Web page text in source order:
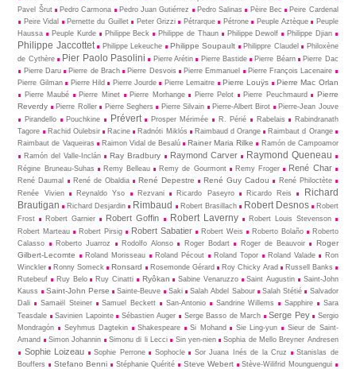
Pavel Šrut
Pedro Carmona Pedro Juan Gutiérrez Pedro Salinas Pèire Bec
Peire Cardenal
Peire Vidal
Pernette du Guillet Peter Grizzi Pétrarque Pétrone Peuple Aztèque
Peuple
Haussa
Peuple Kurde Philippe Beck Philippe de Thaun Philippe Dewolf Philippe Djian
Philippe Jaccottet Philippe Lekeuche Philippe Soupault Philippre Claudel
Philoxène
de Cythère
Pier Paolo Pasolini Pierre Arétin Pierre Bastide Pierre Béarn
Pierre Dac
Pierre Daru
Pierre de Brach Pierre Desvois Pierre Emmanuel
Pierre François Lacenaire
Pierre Gilman
Pierre Hild Pierre Jourde Pierre Lemaitre Pierre Louÿs Pierre Mac Orlan
Pierre Maubé Pierre Minet Pierre Morhange Pierre Pelot Pierre Peuchmaurd
Pierre
Reverdy
Pierre Roller Pierre Seghers Pierre Silvain Pierre-Albert Birot
Pierre-Jean Jouve
Pirandello
Pouchkine Prévert Prosper Mérimée R. Périé Rabelais
Rabindranath
Tagore
Rachid Oulebsir Racine Radnóti Miklós Raimbaud d Orange
Raimbaut d Orange
Raimbaut de Vaqueiras
Raimon Vidal de Besalú Rainer Maria Rilke
Ramón de Campoamor
Ramón del Valle-Inclán
Ray Bradbury Raymond Carver Raymond Queneau
Régine Bruneau-Suhas Remy Belleau Remy de Gourmont Remy Froger René Char
René Daumal René de Obaldia René Depestre René Guy Cadou
René Philoctète
Renée Vivien
Reynaldo Yso Rezvani Ricardo Paseyro Ricardo Reis
Richard
Brautigan
Richard Desjardin Rimbaud Robert Brasillach Robert Desnos
Robert
Frost
Robert Garnier Robert Goffin Robert Laverny
Robert Louis Stevenson
Robert Marteau
Robert Pirsig Robert Sabatier Robert Weis Roberto Bolaño
Roberto
Calasso
Roberto Juarroz Rodolfo Alonso Roger Bodart Roger de Beauvoir
Roger
Gilbert-Lecomte
Roland Morisseau Roland Pécout Roland Topor Roland Valade
Ron
Winckler
Ronny Someck Ronsard Rosemonde Gérard Roy Chicky Arad
Russell Banks
Rutebeuf
Ruy Belo Ruy Cinatti Ryôkan Sabine Venaruzzo Saint Augustin
Saint-John
Kauss
Saint-John Perse Sainte-Beuve Saki Salah Abdel Sabour Salah Stétié
Salvador
Dali
Samaël Steiner Samuel Beckett San-Antonio Sandrine Willems Sapphire
Sara
Teasdale
Savinien Lapointe Sébastien Auger Serge Basso de March Serge Pey
Sergio
Mondragón
Seyhmus Dagtekin Shakespeare Si Mohand Sie Ling-yun
Sieur de Saint-
Amand
Simon Johannin Simonu di li Lecci Sin yen-nien Sophia de Mello Breyner Andresen
Sophie Loizeau Sophie Perrone Sophocle Sor Juana Inés de la Cruz
Stanislas de
Bouffers
Stefano Benni Stéphanie Quérité Steve Webert
Stève-Wilifrid Mounguengui